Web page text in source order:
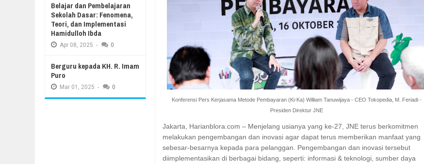
Konferensi Pers Kerjasama Metode Pembayaran (Ki-Ka) William Tanuwijaya - CEO Tokopedia, M. Feriadi -
Presiden Direktur JNE
Jakarta, Harianblora.com – Menjelang usianya yang ke-27, JNE terus berkomitmen
melakukan pengembangan dan inovasi agar dapat terus memberikan manfaat yang
sebesar-besarnya kepada para pelanggan. Pengembangan dan inovasi tersebut
diimplementasikan di berbagai bidang, seperti: informasi & teknologi, sumber daya
Belajar dan Pembelajaran
Sekolah Dasar: Fenomena,
Teori, dan Implementasi
Hamidulloh Ibda
Apr 08, 2025 - 0
Berguru kepada KH. R. Imam
Puro
Mar 01, 2025 - 0